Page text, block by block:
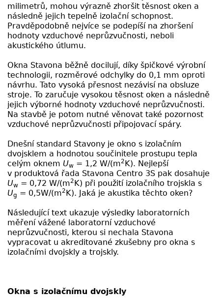
milimetrů, mohou výrazně zhoršit těsnost oken a
následně jejich tepelně izolační schopnost.
Pravděpodobně nejvíce se podepíší na zhoršení
hodnoty vzduchové neprůzvučnosti, neboli
akustického útlumu.
Okna Stavona běžně docilují, díky špičkové výrobní
technologii, rozměrové odchylky do 0,1 mm oproti
návrhu. Tato vysoká přesnost nezávisí na obsluze
stroje. To zaručuje vysokou těsnost oken a následně
jejich výborné hodnoty vzduchové neprůzvučnosti.
Na stavbě je potom nutné věnovat také pozornost
vzduchové neprůzvučnosti připojovací spáry.
Dnešní standard Stavony je okno s izolačním
dvojsklem a hodnotou součinitele prostupu tepla
celým oknem Uw = 1,2 W/(m2K). Nejlepší
v produktová řada Stavona Centro 3S pak dosahuje
Uw = 0,72 W/(m2K) při použití izolačního trojskla s
Ug = 0,5W/(m2K). Jaká je akustika těchto oken?
Následující text ukazuje výsledky laboratorních
měření vážené laboratorní vzduchové
neprůzvučnosti, kterou si nechala Stavona
vypracovat u akreditované zkušebny pro okna s
izolačními dvojskly a trojskly.
Okna s izolačnímu dvojskly